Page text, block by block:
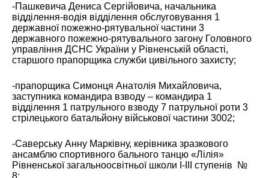
-Пашкевича Дениса Сергійовича, начальника
відділення-водія відділення обслуговування 1
державної пожежно-рятувальної частини 3
державного пожежно-рятувального загону Головного
управління ДСНС України у Рівненській області,
старшого прапорщика служби цивільного захисту;
-прапорщика Симонця Анатолія Михайловича,
заступника командира взводу – командира 1
відділення 1 патрульного взводу 7 патрульної роти 3
стрілецького батальйону військової частини 3002;
-Саверську Анну Марківну, керівника зразкового
ансамблю спортивного бального танцю «Лілія»
Рівненської загальноосвітньої школи І-ІІІ ступенів №
8;